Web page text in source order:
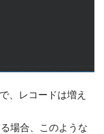
、レコードは増え
場合、このような